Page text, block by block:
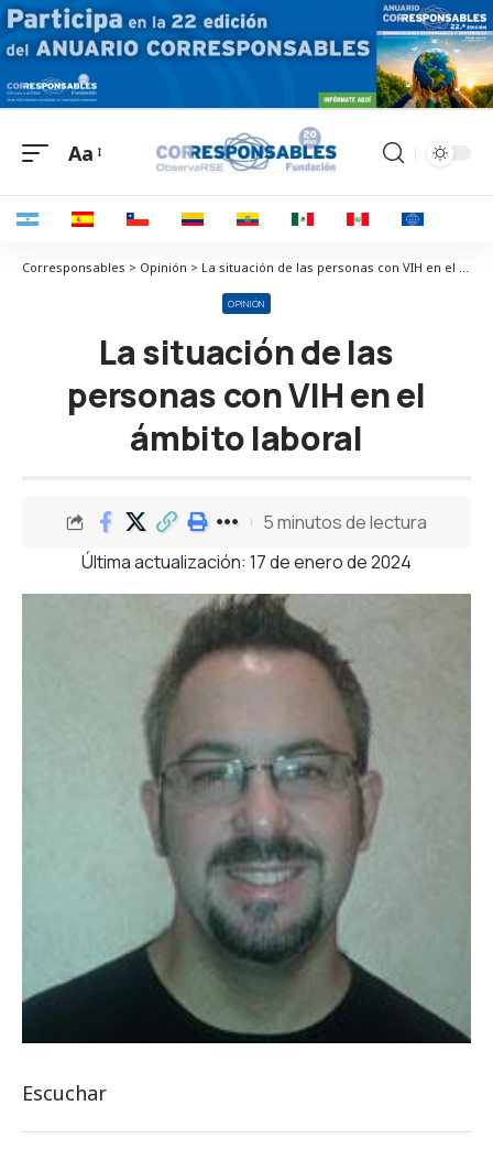
Aa
Corresponsables > Opinión > La situación de las personas con VIH en el ámbito laboral
OPINIÓN
La situación de las
personas con VIH en el
ámbito laboral
Última actualización: 17 de enero de 2024
5 minutos de lectura
Escuchar